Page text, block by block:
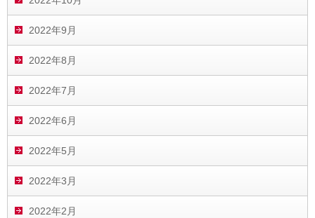
2022年9月
2022年8月
2022年7月
2022年6月
2022年5月
2022年3月
2022年2月